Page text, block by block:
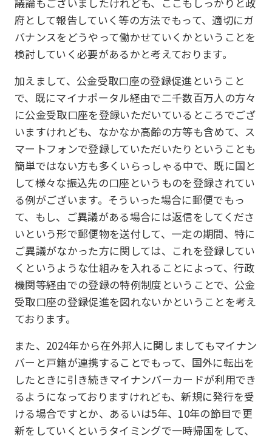
府として報告していく等の方法でもって、適切にガ
バナンスをどうやって働かせていくかということを
検討していく必要があるかと考えております。
加えまして、公金受取口座の登録促進ということ
で、既にマイナポータル経由で二千数百万人の方々
に公金受取口座を登録いただいているところでござ
いますけれども、なかなか高齢の方等も含めて、ス
マートフォンで登録していただいたりということも
簡単ではない方も多くいらっしゃる中で、既に国と
して様々な振込先の口座というものを登録されてい
る例がございます。そういった場合に郵便でもっ
て、もし、ご異議がある場合には返信をしてくださ
いという形で郵便物を送付して、一定の期間、特に
ご異議がなかった方に関しては、これを登録してい
くというような仕組みを入れることによって、行政
機関等経由での登録の特例制度ということで、公金
受取口座の登録促進を図れないかということを考え
ております。
また、2024年から在外邦人に関しましてもマイナン
バーと戸籍が連携することでもって、国外に転出を
したときに引き続きマイナンバーカードが利用でき
るようになっておりますけれども、新規に発行を受
ける場合ですとか、あるいは5年、10年の節目で更
新をしていくというタイミングで一時帰国をして、